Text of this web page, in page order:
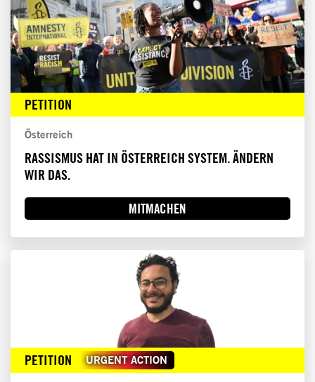
PETITION
Österreich
RASSISMUS HAT IN ÖSTERREICH SYSTEM. ÄNDERN
WIR DAS.
MITMACHEN
PETITION URGENT ACTION